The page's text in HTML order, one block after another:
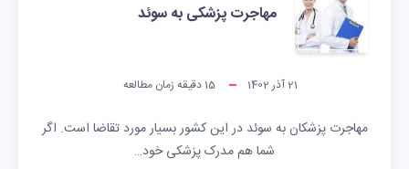
مهاجرت پزشکی به سوئد
21 آذر 1402 15دقیقه زمان مطالعه
مهاجرت پزشکان به سوئد در این کشور بسیار مورد تقاضا است. اگر
شما هم مدرک پزشکی خود…